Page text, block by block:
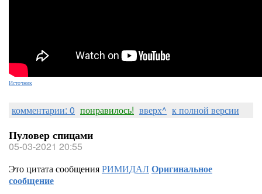
Источник
комментарии: 0 понравилось! вверх^ к полной версии
Пуловер спицами
05-03-2021 20:55
Это цитата сообщенияРИМИДАЛОригинальное
сообщение